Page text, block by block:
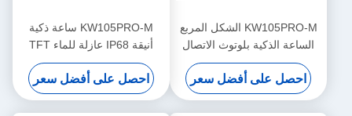
KW105PRO-M الشكل المربع
الساعة الذكية بلوتوث الاتصال
الساعة الذكية العرض المحمول
احصل على أفضل سعر
KW105PRO-M ساعة ذكية
أنيقة IP68 عازلة للماء TFT
العرض Smartwatch
احصل على أفضل سعر